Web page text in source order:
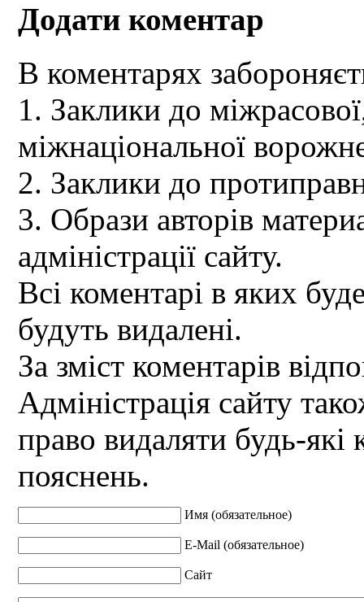
Додати коментар
В коментарях
1. Заклики до
міжнаціональної
2. Заклики до
3. Образи авторів
адміністрації сайту.
Всі коментарі в яких
будуть видалені.
За зміст коментарів
Адміністрація сайту
право видаляти будь-які
пояснень.
Имя (обязательное)
E-Mail (обязательное)
Сайт